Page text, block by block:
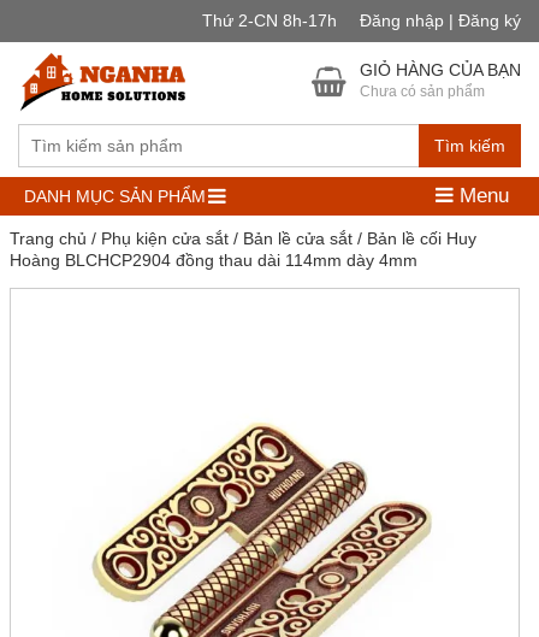
Thứ 2-CN 8h-17h Đăng nhập | Đăng ký
Tìm kiếm
GIỎ HÀNG CỦA BẠN
Chưa có sản phẩm
DANH MỤC SẢN PHẨM Menu
Trang chủ / Phụ kiện cửa sắt/ Bản lề cửa sắt/ Bản lề cối Huy
Hoàng BLCHCP2904 đồng thau dài 114mm dày 4mm